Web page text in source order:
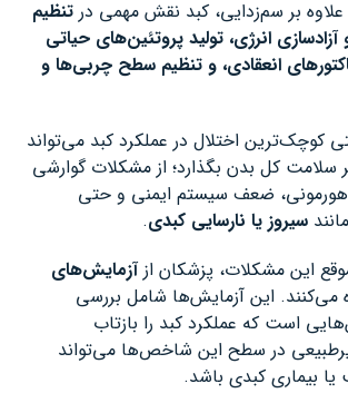
علاوه بر سم‌زدایی، کبد نقش مهمی درتنظیم
انرژی، تولید پروتئین‌های حیاتی
انعقادی، و تنظیم سطح چربی‌ها و
کوچک‌ترین اختلال در عملکرد کبد می‌تواند
سلامت کل بدن بگذارد؛ از مشکلات گوارشی
هورمونی، ضعف سیستم ایمنی و حتی
سیروز یا نارسایی کبدی.
این مشکلات، پزشکان ازآزمایش‌های
می‌کنند. این آزمایش‌ها شامل بررسی
است که عملکرد کبد را بازتاب
در سطح این شاخص‌ها می‌تواند
یا بیماری کبدی باشد.